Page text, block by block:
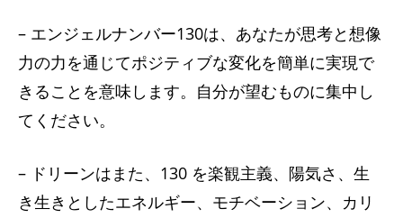
– エンジェルナンバー130は、あなたが思考と想像
力の力を通じてポジティブな変化を簡単に実現で
きることを意味します。自分が望むものに集中し
てください。
– ドリーンはまた、130 を楽観主義、陽気さ、生
き生きとしたエネルギー、モチベーション、カリ